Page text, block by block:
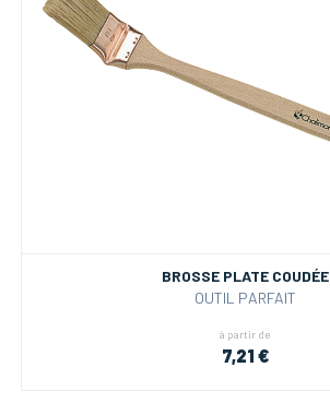
BROSSE PLATE COUDÉE
OUTIL PARFAIT
à partir de
7,21 €